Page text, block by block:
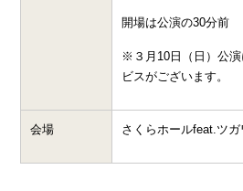
開場は公演の30分前
※３月10日（日）公
ビスがございます。
会場 さくらホールfeat.ツ